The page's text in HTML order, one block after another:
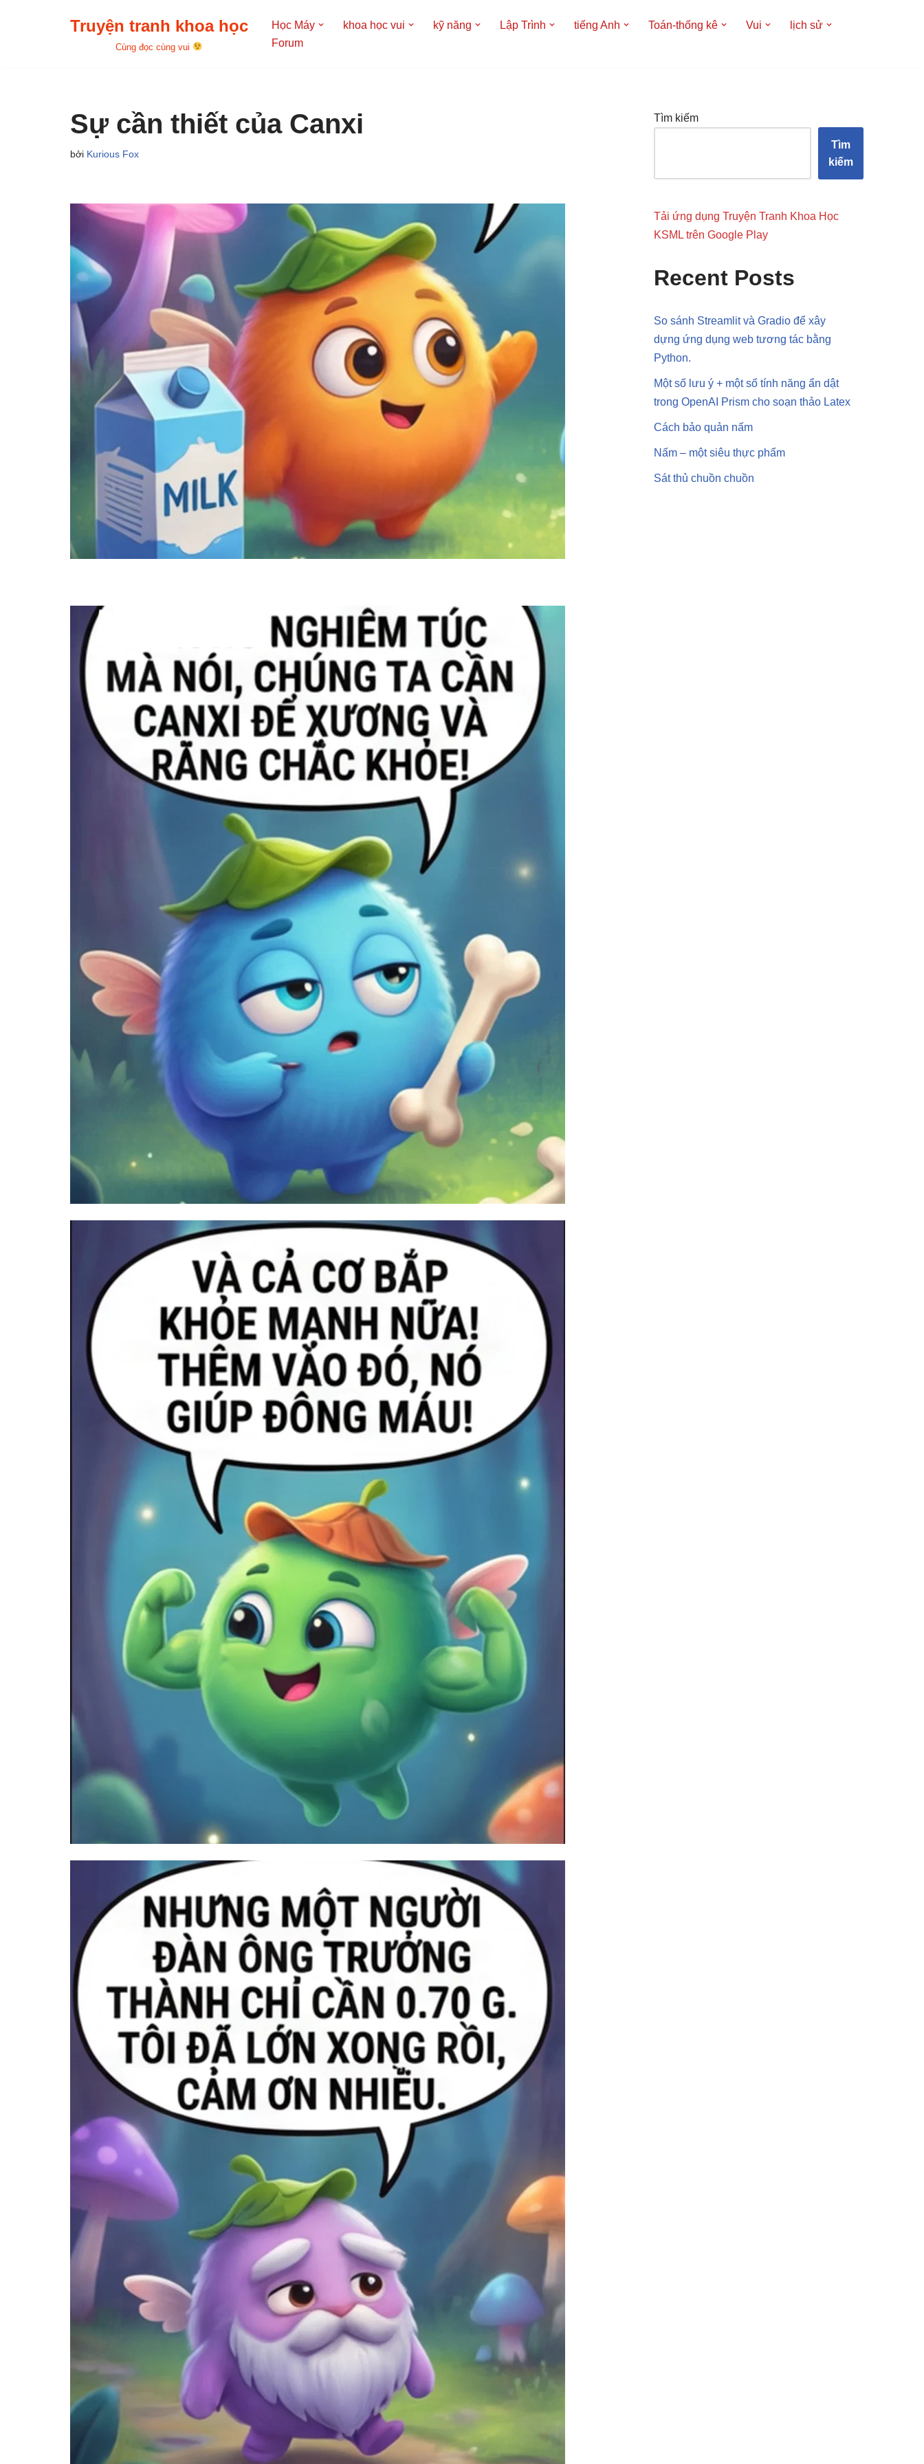
Truyện tranh khoa học
Cùng đọc cùng vui
Học Máy khoa học vui kỹ năng Lập Trình tiếng Anh Toán-thống kê Vui
lịch sử
Forum
Sự cần thiết của Canxi
bởi Kurious Fox
Tìm kiếm
Tìm
kiếm
Tải ứng dụng Truyện Tranh Khoa Học
KSML trên Google Play
Recent Posts
So sánh Streamlit và Gradio để xây
dựng ứng dụng web tương tác bằng
Python.
Một số lưu ý + một số tính năng ẩn dật
trong OpenAI Prism cho soạn thảo Latex
Cách bảo quản nấm
Nấm – một siêu thực phẩm
Sát thủ chuồn chuồn